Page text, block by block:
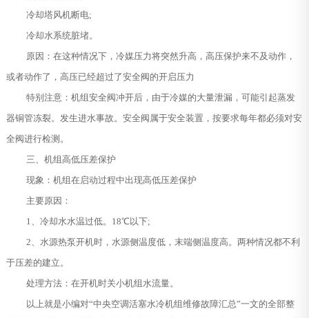
冷却塔风机断电;
冷却水系统脏堵。
原因：在这种情况下，冷媒压力将突然升高，高压保护来不及动作，
或者动作了，高压已经超过了安全阀的开启压力
特别注意：机组安全阀冲开后，由于冷媒的大量泄漏，可能引起蒸发
器铜管冻裂。发生进水事故。安全阀属于安全装置，按要求每年都必须对安
全阀进行检测。
三、机组高低压差保护
现象：机组在启动过程中出现高低压差保护
主要原因：
1、冷却水水温过低。18℃以下;
2、水源热泵开机时，水源侧温度低，末端侧温度高。两种情况都不利
于压差的建立。
处理方法：在开机时关小机组水流量。
以上就是小编对“中央空调活塞水冷机组维修故障汇总”一文的全部整